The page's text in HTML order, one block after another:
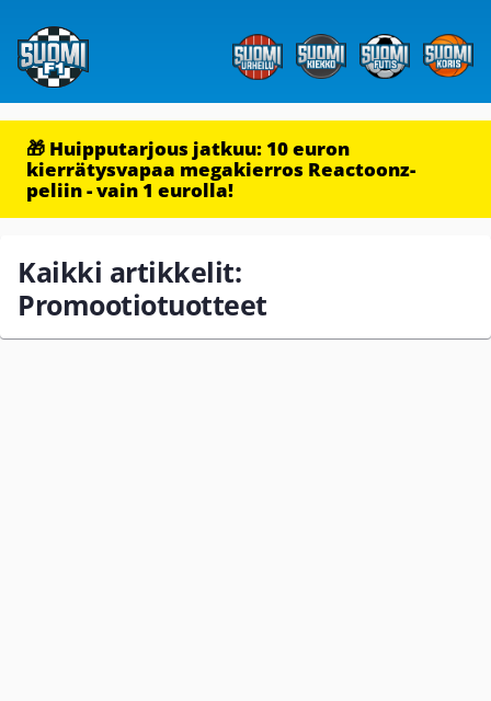
🎁 Huipputarjous jatkuu: 10 euron
kierrätysvapaa megakierros Reactoonz-
peliin - vain 1 eurolla!
Kaikki artikkelit:
Promootiotuotteet